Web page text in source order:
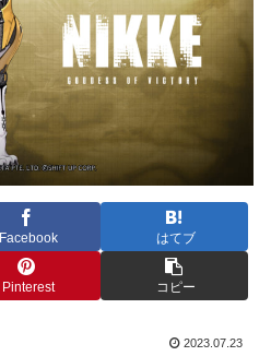
Facebook はてブ
Pinterest コピー
2023.07.23